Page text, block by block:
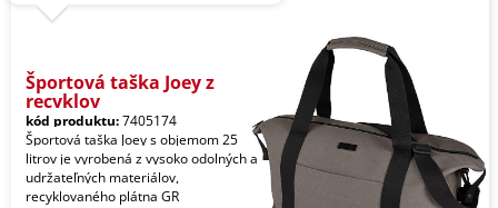
Športová taška Joey z
recyklov
kód produktu:7405174
Športová taška Joey s objemom 25
litrov je vyrobená z vysoko odolných a
udržateľných materiálov,
recyklovaného plátna GR